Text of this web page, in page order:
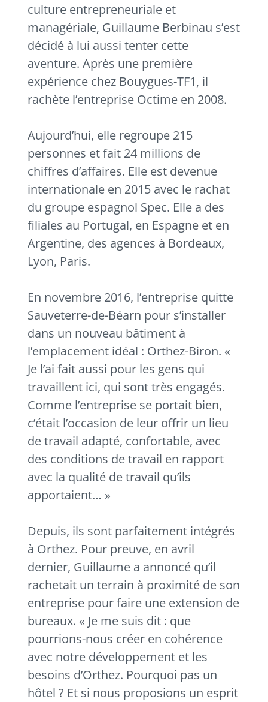
culture entrepreneuriale et
managériale, Guillaume Berbinau s’est
décidé à lui aussi tenter cette
aventure. Après une première
expérience chez Bouygues-TF1, il
rachète l’entreprise Octime en 2008.
Aujourd’hui, elle regroupe 215
personnes et fait 24 millions de
chiffres d’affaires. Elle est devenue
internationale en 2015 avec le rachat
du groupe espagnol Spec. Elle a des
filiales au Portugal, en Espagne et en
Argentine, des agences à Bordeaux,
Lyon, Paris.
En novembre 2016, l’entreprise quitte
Sauveterre-de-Béarn pour s’installer
dans un nouveau bâtiment à
l’emplacement idéal : Orthez-Biron. «
Je l’ai fait aussi pour les gens qui
travaillent ici, qui sont très engagés.
Comme l’entreprise se portait bien,
c’était l’occasion de leur offrir un lieu
de travail adapté, confortable, avec
des conditions de travail en rapport
avec la qualité de travail qu’ils
apportaient… »
Depuis, ils sont parfaitement intégrés
à Orthez. Pour preuve, en avril
dernier, Guillaume a annoncé qu’il
rachetait un terrain à proximité de son
entreprise pour faire une extension de
bureaux. « Je me suis dit : que
pourrions-nous créer en cohérence
avec notre développement et les
besoins d’Orthez. Pourquoi pas un
hôtel ? Et si nous proposions un esprit